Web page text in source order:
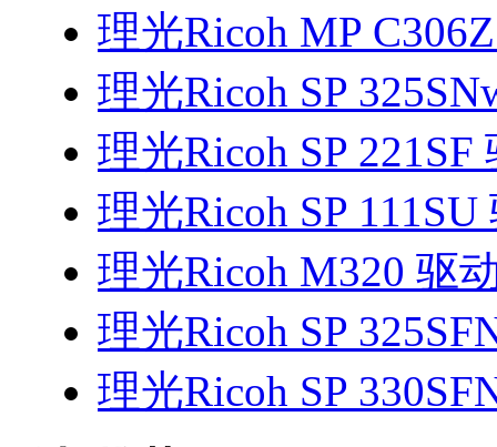
理光Ricoh MP
理光Ricoh SP
理光Ricoh SP 221SF
理光Ricoh SP 111SU
理光Ricoh M320 驱
理光Ricoh SP
理光Ricoh SP